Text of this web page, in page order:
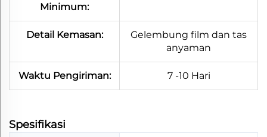
Minimum:
Detail Kemasan:
Gelembung film dan tas
anyaman
Waktu Pengiriman: 7 -10 Hari
Spesifikasi​